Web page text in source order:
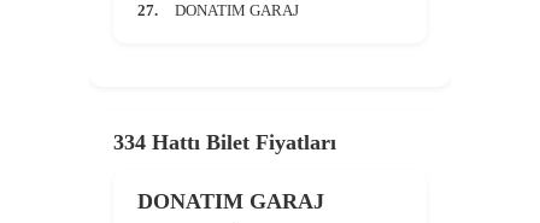
27.
DONATIM GARAJ
334 Hattı Bilet Fiyatları
DONATIM GARAJ